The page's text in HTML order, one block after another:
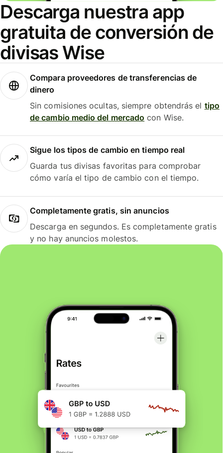
Descarga nuestra app
gratuita de conversión de
divisas Wise
Compara proveedores de transferencias de
dinero
Sin comisiones ocultas, siempre obtendrás el tipo
de cambio medio del mercado con Wise.
Sigue los tipos de cambio en tiempo real
Guarda tus divisas favoritas para comprobar
cómo varía el tipo de cambio con el tiempo.
Completamente gratis, sin anuncios
Descarga en segundos. Es completamente gratis
y no hay anuncios molestos.